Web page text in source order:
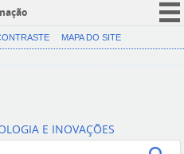
CORONAVÍRUS (COVID-19)
Canais
MAPA DO SITE
E INOVAÇÕES